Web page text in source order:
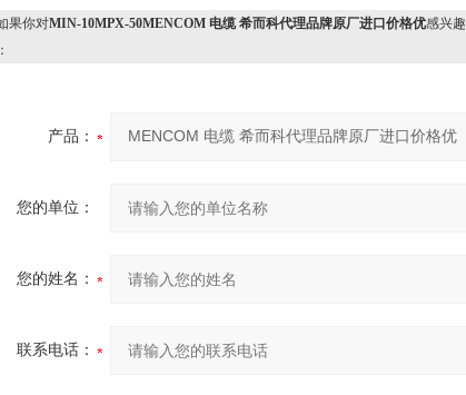
你对MIN-10MPX-50MENCOM 电缆 希而科代理品牌原厂进口价格优感兴
产品：
您的单位：
您的姓名：
联系电话：